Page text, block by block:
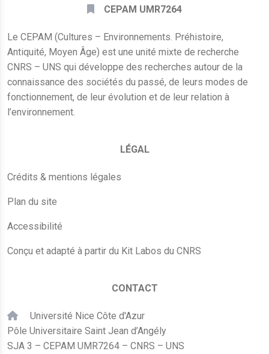
CEPAM UMR7264
Le CEPAM (Cultures – Environnements. Préhistoire,
Antiquité, Moyen Âge) est une unité mixte de recherche
CNRS – UNS qui développe des recherches autour de la
connaissance des sociétés du passé, de leurs modes de
fonctionnement, de leur évolution et de leur relation à
l’environnement.
LÉGAL
Crédits & mentions légales
Plan du site
Accessibilité
Conçu et adapté à partir du Kit Labos du CNRS
CONTACT
Université Nice Côte d'Azur
Pôle Universitaire Saint Jean d’Angély
SJA 3 – CEPAM UMR7264 – CNRS – UNS